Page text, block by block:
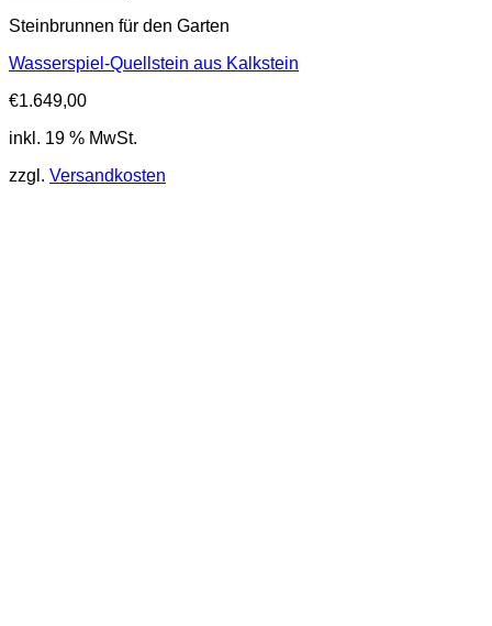
Steinbrunnen für den Garten
Wasserspiel-Quellstein aus Kalkstein
€1.649,00
inkl. 19 % MwSt.
zzgl. Versandkosten